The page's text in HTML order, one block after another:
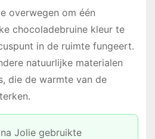
overwegen om één
chocoladebruine kleur te
in de ruimte fungeert.
natuurlijke materialen
die de warmte van de
Jolie gebruikte